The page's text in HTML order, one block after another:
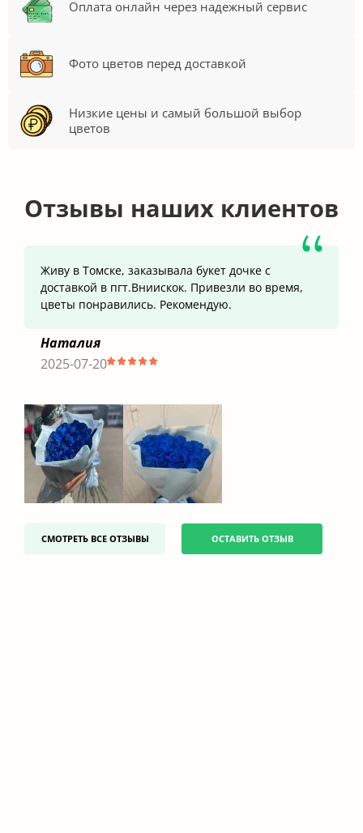
Оплата онлайн через надежный сервис
Фото цветов перед доставкой
Низкие цены и самый большой выбор
цветов
Отзывы наших клиентов
Живу в Томске, заказывала букет дочке с
доставкой в пгт.Вниискок. Привезли во время,
цветы понравились. Рекомендую.
Наталия
2025-07-20
СМОТРЕТЬ ВСЕ ОТЗЫВЫ ОСТАВИТЬ ОТЗЫВ